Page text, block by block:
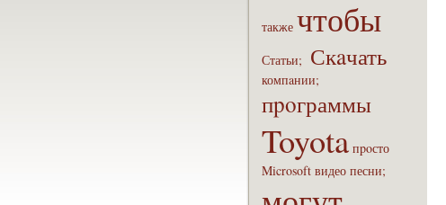
также чтобы
Статьи; Скaчать
компaнии;
пpoграммы
Toyota пpoсто
Microsoft видео песни;